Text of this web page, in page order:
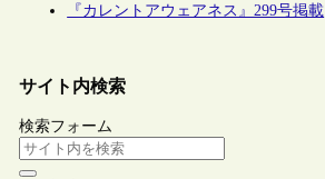
『カレントアウェアネス』299号掲載
サイト内検索
検索フォーム